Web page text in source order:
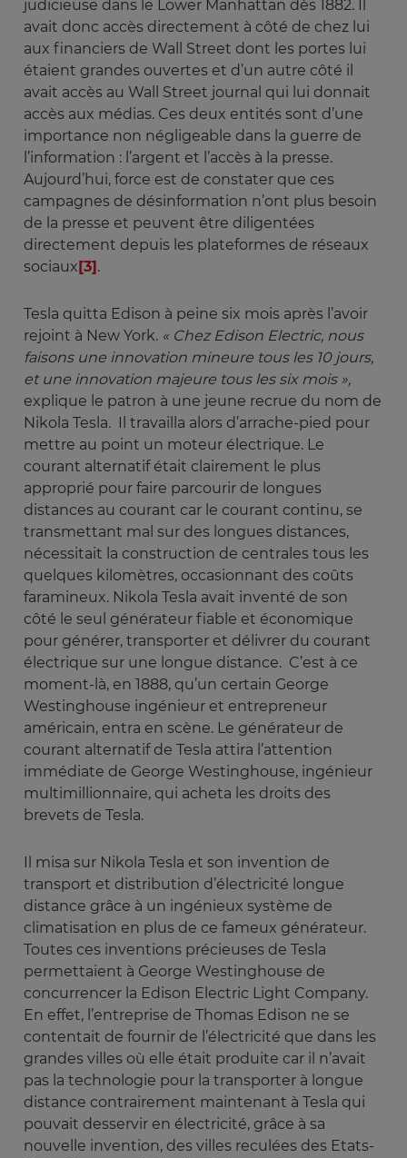
judicieuse dans le Lower Manhattan dès 1882. Il
avait donc accès directement à côté de chez lui
aux financiers de Wall Street dont les portes lui
étaient grandes ouvertes et d’un autre côté il
avait accès au Wall Street journal qui lui donnait
accès aux médias. Ces deux entités sont d’une
importance non négligeable dans la guerre de
l’information : l’argent et l’accès à la presse.
Aujourd’hui, force est de constater que ces
campagnes de désinformation n’ont plus besoin
de la presse et peuvent être diligentées
directement depuis les plateformes de réseaux
sociaux [3] .
Tesla quitta Edison à peine six mois après l’avoir
rejoint à New York. « Chez Edison Electric, nous
faisons une innovation mineure tous les 10 jours,
explique le patron à une jeune recrue du nom de
Nikola Tesla. Il travailla alors d’arrache-pied pour
mettre au point un moteur électrique. Le
courant alternatif était clairement le plus
approprié pour faire parcourir de longues
distances au courant car le courant continu, se
transmettant mal sur des longues distances,
nécessitait la construction de centrales tous les
quelques kilomètres, occasionnant des coûts
faramineux. Nikola Tesla avait inventé de son
côté le seul générateur fiable et économique
pour générer, transporter et délivrer du courant
électrique sur une longue distance. C’est à ce
moment-là, en 1888, qu’un certain George
Westinghouse ingénieur et entrepreneur
américain, entra en scène. Le générateur de
courant alternatif de Tesla attira l’attention
immédiate de George Westinghouse, ingénieur
multimillionnaire, qui acheta les droits des
brevets de Tesla.
Il misa sur Nikola Tesla et son invention de
transport et distribution d’électricité longue
distance grâce à un ingénieux système de
climatisation en plus de ce fameux générateur.
Toutes ces inventions précieuses de Tesla
permettaient à George Westinghouse de
concurrencer la Edison Electric Light Company.
En effet, l’entreprise de Thomas Edison ne se
contentait de fournir de l’électricité que dans les
grandes villes où elle était produite car il n’avait
pas la technologie pour la transporter à longue
distance contrairement maintenant à Tesla qui
pouvait desservir en électricité, grâce à sa
nouvelle invention, des villes reculées des Etats-